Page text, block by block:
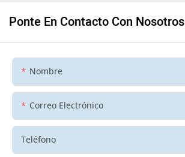
Ponte En Contacto Con Nosotros
Nombre
Correo Electrónico
Teléfono